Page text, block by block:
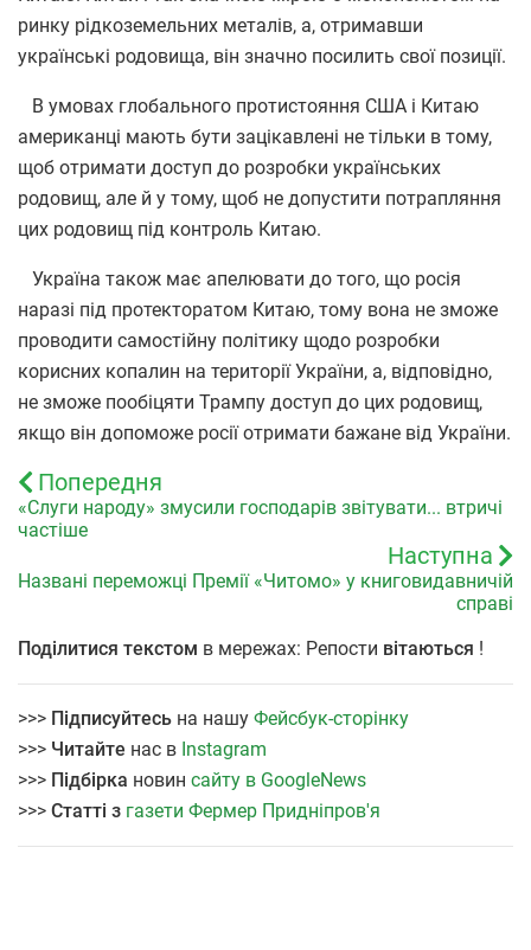
ринку рідкоземельних металів, а, отримавши
українські родовища, він значно посилить свої позиції.
В умовах глобального протистояння США і Китаю
американці мають бути зацікавлені не тільки в тому,
щоб отримати доступ до розробки українських
родовищ, але й у тому, щоб не допустити потрапляння
цих родовищ під контроль Китаю.
Україна також має апелювати до того, що росія
наразі під протекторатом Китаю, тому вона не зможе
проводити самостійну політику щодо розробки
корисних копалин на території України, а, відповідно,
не зможе пообіцяти Трампу доступ до цих родовищ,
якщо він допоможе росії отримати бажане від України.
Попередня
«Слуги народу» змусили господарів звітувати... втричі
частіше
Наступна
Названі переможці Премії «Читомо» у книговидавничій
справі
Поділитися текстом в мережах: Репости вітаються !
>>> Підписуйтесь на нашу Фейсбук-сторінку
>>> Читайте нас в Instagram
>>> Підбірка новин сайту в GoogleNews
>>> Статті з газети Фермер Придніпров'я